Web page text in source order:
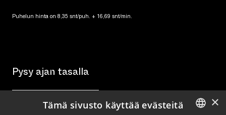
Puhelun hinta on 8,35 snt/puh. + 16,69 snt/min.
Pysy ajan tasalla
Tilaa uutiskirje ×
Tämä sivusto käyttää evästeitä